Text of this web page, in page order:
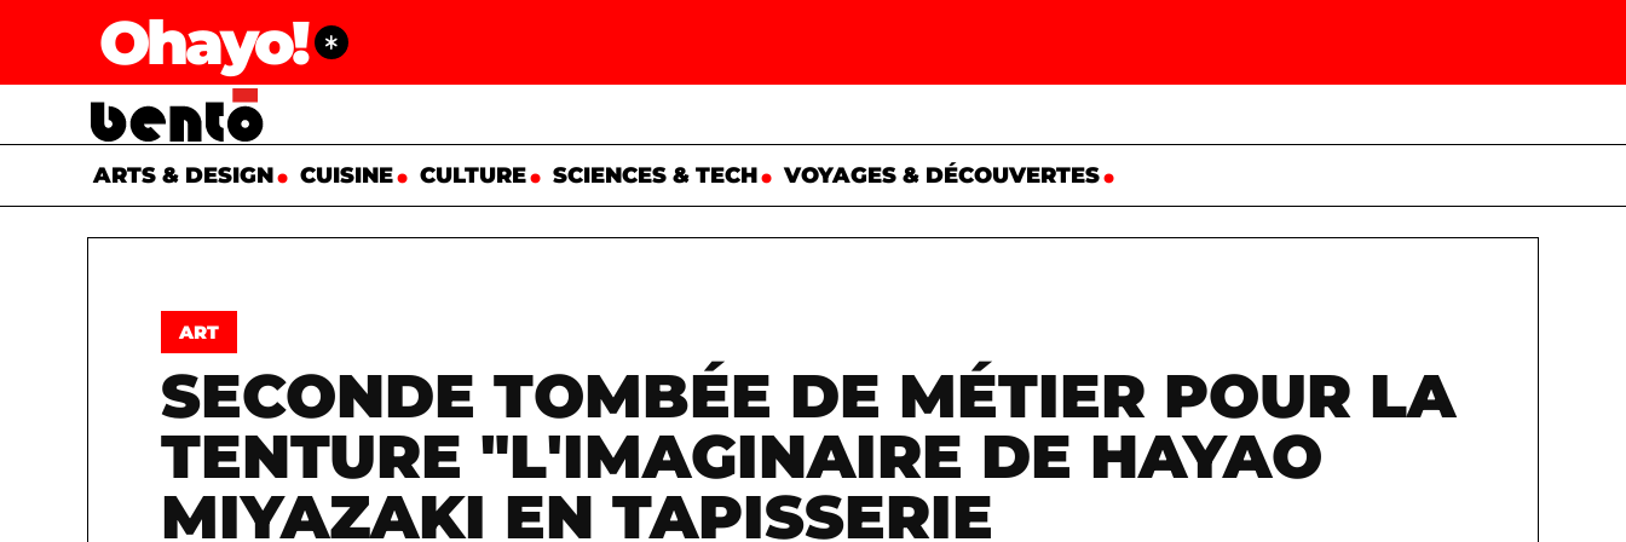
Ohayo!
ARTS & DESIGN CUISINE CULTURE SCIENCES & TECH VOYAGES & DÉCOUVERTES
ART
SECONDE TOMBÉE DE MÉTIER POUR LA
TENTURE "L'IMAGINAIRE DE HAYAO
MIYAZAKI EN TAPISSERIE